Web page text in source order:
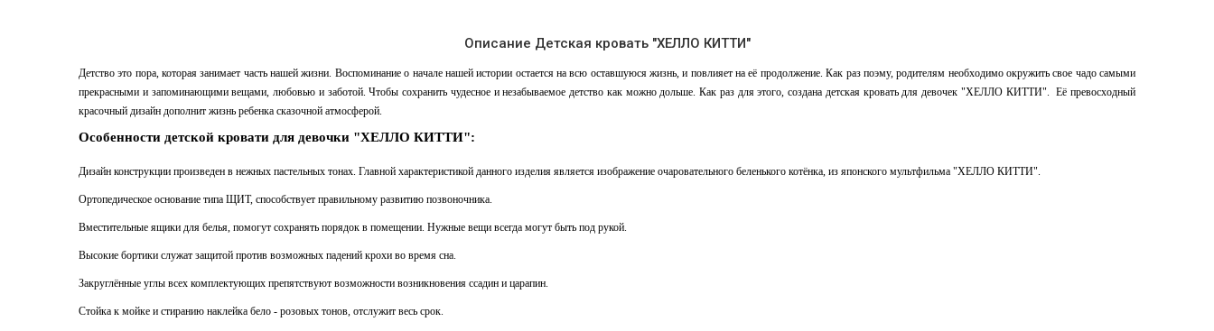
Описание Детская кровать "ХЕЛЛО КИТТИ"
Детство это пора, которая занимает часть нашей жизни. Воспоминание о начале нашей истории остается на всю оставшуюся жизнь, и повлияет на её продолжение. Как раз поэму, родителям необходимо окружить свое чадо самыми
прекрасными и запоминающими вещами, любовью и заботой. Чтобы сохранить чудесное и незабываемое детство как можно дольше. Как раз для этого, создана детская кровать для девочек "ХЕЛЛО КИТТИ". Её превосходный
красочный дизайн дополнит жизнь ребенка сказочной атмосферой.
Особенности детской кровати для девочки "ХЕЛЛО КИТТИ":
Дизайн конструкции произведен в нежных пастельных тонах. Главной характеристикой данного изделия является изображение очаровательного беленького котёнка, из японского мультфильма "ХЕЛЛО КИТТИ".
Ортопедическое основание типа ЩИТ, способствует правильному развитию позвоночника.
Вместительные ящики для белья, помогут сохранять порядок в помещении. Нужные вещи всегда могут быть под рукой.
Высокие бортики служат защитой против возможных падений крохи во время сна.
Закруглённые углы всех комплектующих препятствуют возможности возникновения ссадин и царапин.
Стойка к мойке и стиранию наклейка бело - розовых тонов, отслужит весь срок.